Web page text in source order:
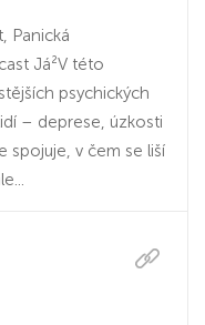
Panická
Já²V této
psychických
– deprese, úzkosti
spojuje, v čem se liší